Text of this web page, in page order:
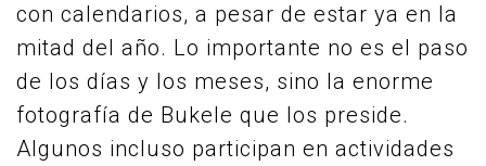
con calendarios, a pesar de estar ya en la
mitad del año. Lo importante no es el paso
de los días y los meses, sino la enorme
fotografía de Bukele que los preside.
Algunos incluso participan en actividades